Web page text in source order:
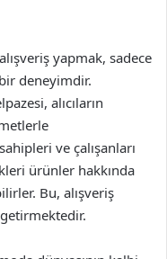
yapmak, sadece
deneyimdir.
alıcıların
ve çalışanları
ürünler hakkında
Bu, alışveriş